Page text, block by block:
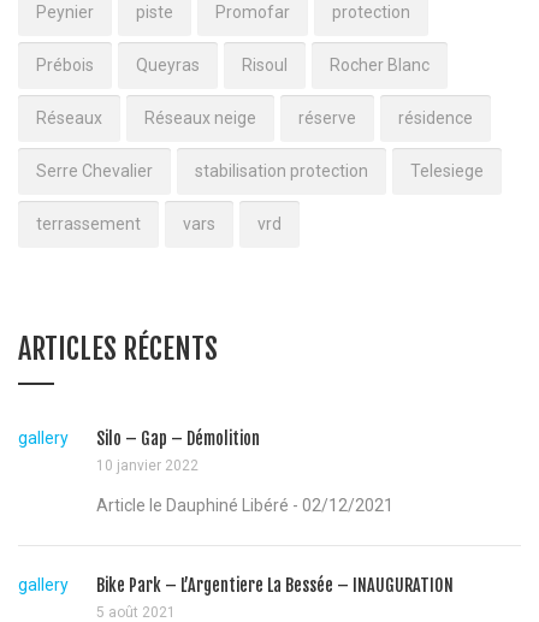
Peynier piste Promofar protection
Prébois Queyras Risoul Rocher Blanc
Réseaux Réseaux neige réserve résidence
Serre Chevalier stabilisation protection Telesiege
terrassement vars vrd
ARTICLES RÉCENTS
gallery Silo – Gap – Démolition
10 janvier 2022
Article le Dauphiné Libéré - 02/12/2021
gallery Bike Park – L’Argentiere La Bessée – INAUGURATION
5 août 2021